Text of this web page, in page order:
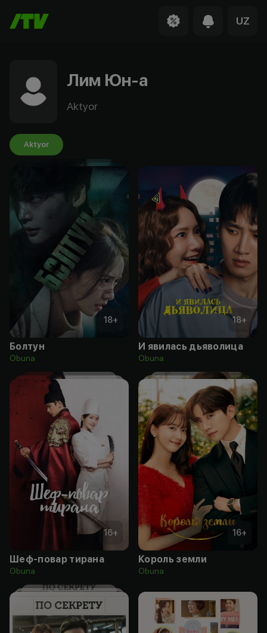
UZ
Лим Юн-а
Aktyor
Aktyor
18+
Болтун
Obuna
18+
И явилась дьяволица
Obuna
16+
Шеф-повар тирана
Obuna
16+
Король земли
Obuna